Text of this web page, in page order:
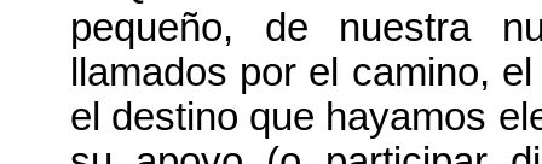
pequeño, de nuestra
llamados por el camino,
el destino que hayamos